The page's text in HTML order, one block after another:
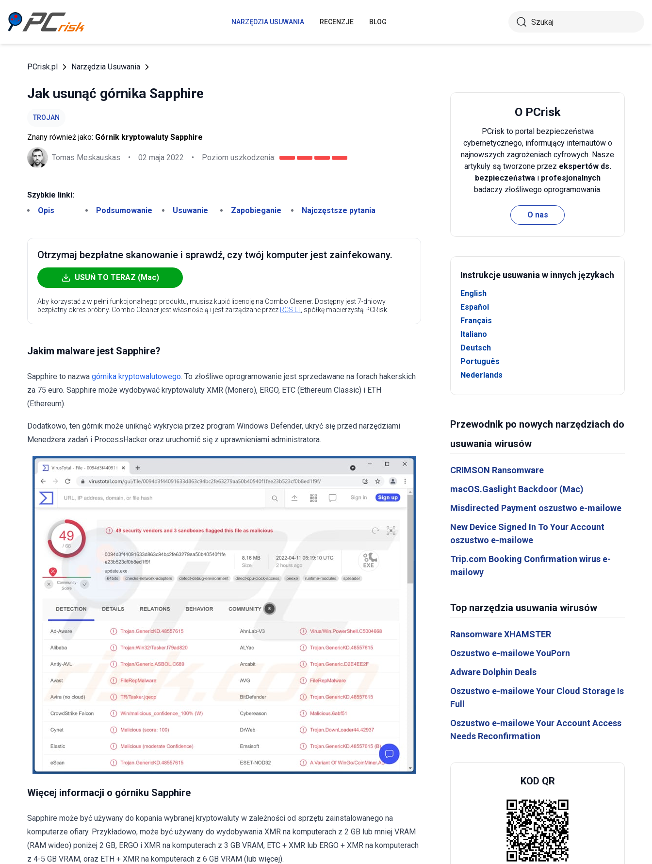
NARZĘDZIA USUWANIA RECENZJE BLOG
PCrisk.pl Narzędzia Usuwania
Jak usunąć górnika Sapphire
TROJAN
Znany również jako: Górnik kryptowaluty Sapphire
Tomas Meskauskas • 02 maja 2022 • Poziom uszkodzenia:
Szybkie linki:
Opis
Podsumowanie Usuwanie Zapobieganie Najczęstsze pytania
Otrzymaj bezpłatne skanowanie i sprawdź, czy twój komputer jest zainfekowany.
USUŃ TO TERAZ (Mac)
Aby korzystać z w pełni funkcjonalnego produktu, musisz kupić licencję na Combo Cleaner. Dostępny jest 7-dniowy
bezpłatny okres próbny. Combo Cleaner jest własnością i jest zarządzane przez RCS LT, spółkę macierzystą PCRisk.
Jakim malware jest Sapphire?
Sapphire to nazwa górnika kryptowalutowego. To złośliwe oprogramowanie jest sprzedawane na forach hakerskich
za 75 euro. Sapphire może wydobywać kryptowaluty XMR (Monero), ERGO, ETC (Ethereum Classic) i ETH
(Ethereum).
Dodatkowo, ten górnik może uniknąć wykrycia przez program Windows Defender, ukryć się przed narzędziami
Menedżera zadań i ProcessHacker oraz uruchomić się z uprawnieniami administratora.
Więcej informacji o górniku Sapphire
Sapphire może być używany do kopania wybranej kryptowaluty w zależności od sprzętu zainstalowanego na
komputerze ofiary. Przykładowo, może być używany do wydobywania XMR na komputerach z 2 GB lub mniej VRAM
(RAM wideo) poniżej 2 GB, ERGO i XMR na komputerach z 3 GB VRAM, ETC + XMR lub ERGO + XMR na komputerach
z 4-5 GB VRAM, oraz ETH + XMR na komputerach z 6 GB VRAM (lub więcej).
O PCrisk
PCrisk to portal bezpieczeństwa
cybernetycznego, informujący internautów o
najnowszych zagrożeniach cyfrowych. Nasze
artykuły są tworzone przez ekspertów ds.
bezpieczeństwai profesjonalnych
badaczy złośliwego oprogramowania.
O nas
Instrukcje usuwania w innych językach
English
Español
Français
Italiano
Deutsch
Português
Nederlands
Przewodnik po nowych narzędziach do
usuwania wirusów
CRIMSON Ransomware
macOS.Gaslight Backdoor (Mac)
Misdirected Payment oszustwo e-mailowe
New Device Signed In To Your Account
oszustwo e-mailowe
Trip.com Booking Confirmation wirus e-
mailowy
Top narzędzia usuwania wirusów
Ransomware XHAMSTER
Oszustwo e-mailowe YouPorn
Adware Dolphin Deals
Oszustwo e-mailowe Your Cloud Storage Is
Full
Oszustwo e-mailowe Your Account Access
Needs Reconfirmation
KOD QR